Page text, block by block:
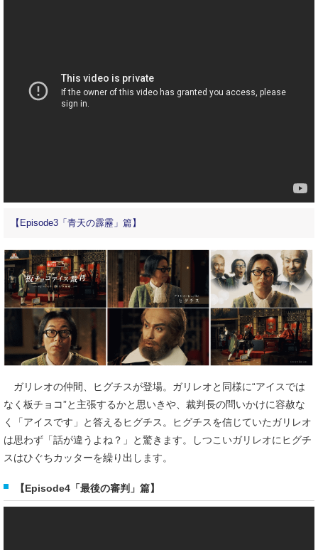
【Episode3「青天の霹靂」篇】
ガリレオの仲間、ヒグチスが登場。ガリレオと同様に“アイスでは
なく板チョコ”と主張するかと思いきや、裁判長の問いかけに容赦な
く「アイスです」と答えるヒグチス。ヒグチスを信じていたガリレオ
は思わず「話が違うよね？」と驚きます。しつこいガリレオにヒグチ
スはひぐちカッターを繰り出します。
【Episode4「最後の審判」篇】